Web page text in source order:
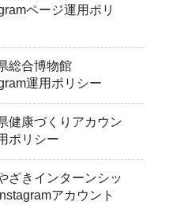
ページ運用ポリ
総合博物館
運用ポリシー
健康づくりアカウン
ポリシー
ざきインターンシッ
アカウント